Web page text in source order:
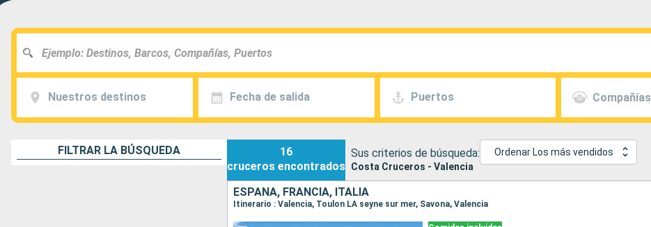
Nuestros destinos Fecha de salida Puertos Compañías
FILTRAR LA BÚSQUEDA
16
cruceros encontrados
Sus criterios de búsqueda:
Costa Cruceros - Valencia
Ordenar Los más vendidos
ESPAÑA, FRANCIA, ITALIA
Itinerario : Valencia, Toulon LA seyne sur mer, Savona, Valencia